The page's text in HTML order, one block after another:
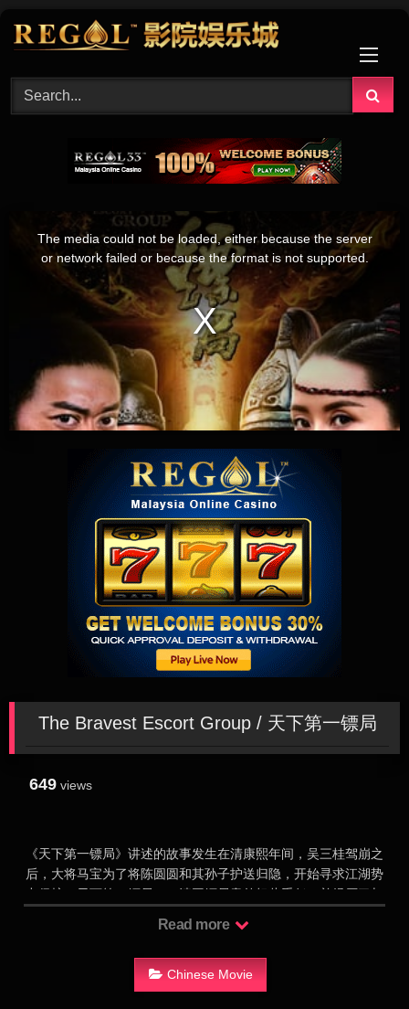
window.
The media could not be loaded, either because the server
or network failed or because the format is not supported.
The Bravest Escort Group / 天下第一镖局
649 views
《天下第一镖局》讲述的故事发生在清康熙年间，吴三桂驾崩之
后，大将马宝为了将陈圆圆和其孙子护送归隐，开始寻求江湖势
力保护，天下第一镖局——清平镖局意外担此重任，并经历了与
Read more
Chinese Movie